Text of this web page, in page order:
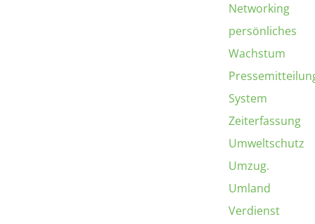
Networking
persönliches
Wachstum
System
Zeiterfassung
Umweltschutz
Umzug.
Umland
Verdienst